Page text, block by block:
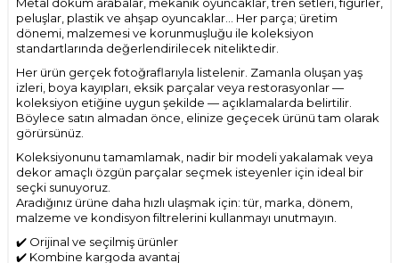
Metal döküm arabalar, mekanik oyuncaklar, tren setleri, figürler,
peluşlar, plastik ve ahşap oyuncaklar… Her parça; üretim
dönemi, malzemesi ve korunmuşluğu ile koleksiyon
standartlarında değerlendirilecek niteliktedir.
Her ürün gerçek fotoğraflarıyla listelenir. Zamanla oluşan yaş
izleri, boya kayıpları, eksik parçalar veya restorasyonlar —
koleksiyon etiğine uygun şekilde — açıklamalarda belirtilir.
Böylece satın almadan önce, elinize geçecek ürünü tam olarak
görürsünüz.
Koleksiyonunu tamamlamak, nadir bir modeli yakalamak veya
dekor amaçlı özgün parçalar seçmek isteyenler için ideal bir
seçki sunuyoruz.
Aradığınız ürüne daha hızlı ulaşmak için: tür, marka, dönem,
malzeme ve kondisyon filtrelerini kullanmayı unutmayın.
✔️ Orijinal ve seçilmiş ürünler
✔️ Kombine kargoda avantaj